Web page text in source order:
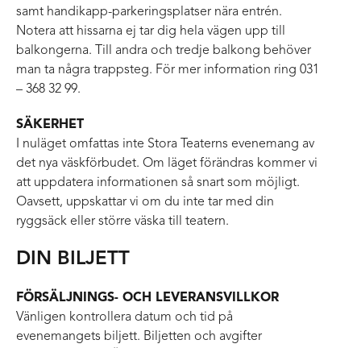
samt handikapp-parkeringsplatser nära entrén.
Notera att hissarna ej tar dig hela vägen upp till
balkongerna. Till andra och tredje balkong behöver
man ta några trappsteg. För mer information ring 031
– 368 32 99.
SÄKERHET
I nuläget omfattas inte Stora Teaterns evenemang av
det nya väskförbudet. Om läget förändras kommer vi
att uppdatera informationen så snart som möjligt.
Oavsett, uppskattar vi om du inte tar med din
ryggsäck eller större väska till teatern.
DIN BILJETT
FÖRSÄLJNINGS- OCH LEVERANSVILLKOR
Vänligen kontrollera datum och tid på
evenemangets biljett. Biljetten och avgifter